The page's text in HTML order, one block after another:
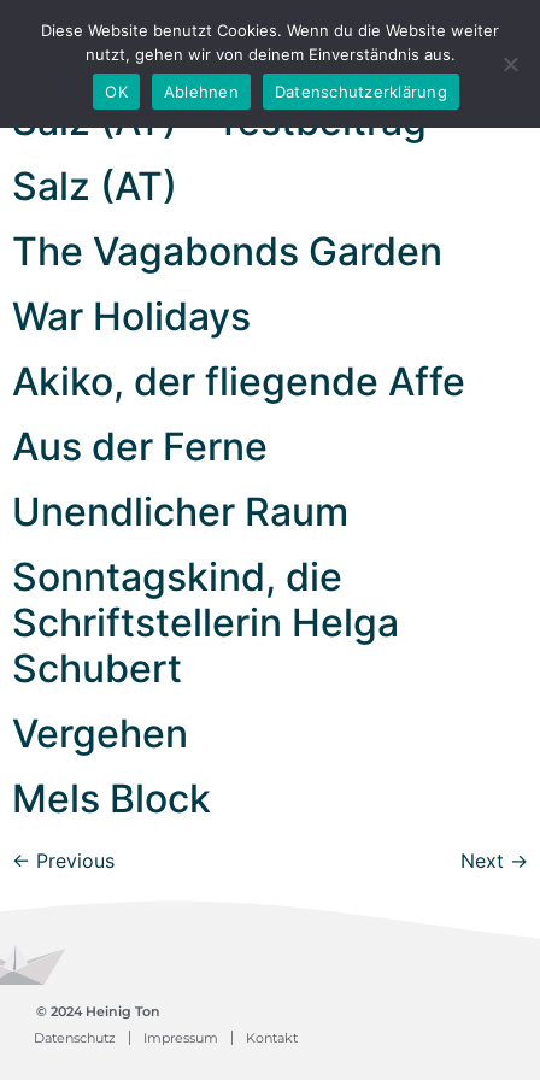
Archive
Salz (AT) – Testbeitrag
Salz (AT)
The Vagabonds Garden
War Holidays
Akiko, der fliegende Affe
Aus der Ferne
Unendlicher Raum
Sonntagskind, die
Schriftstellerin Helga
Schubert
Vergehen
Mels Block
← Previous Next →
© 2024 Heinig Ton
Datenschutz
Impressum Kontakt
Diese Website benutzt Cookies. Wenn du die Website weiter
nutzt, gehen wir von deinem Einverständnis aus.
OK
Ablehnen Datenschutzerklärung